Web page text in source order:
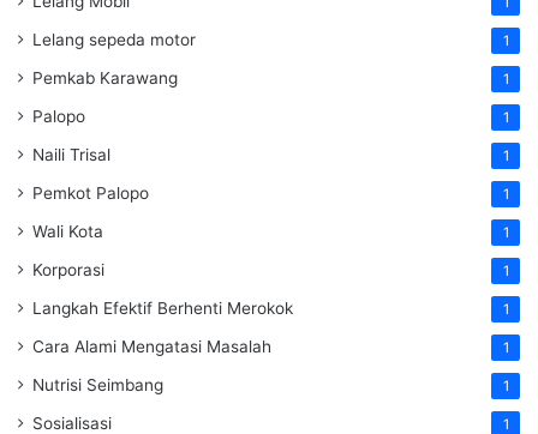
Lelang sepeda motor 1
Pemkab Karawang 1
Palopo 1
Naili Trisal 1
Pemkot Palopo 1
Wali Kota 1
Korporasi 1
Langkah Efektif Berhenti Merokok 1
Cara Alami Mengatasi Masalah 1
Nutrisi Seimbang 1
Sosialisasi 1